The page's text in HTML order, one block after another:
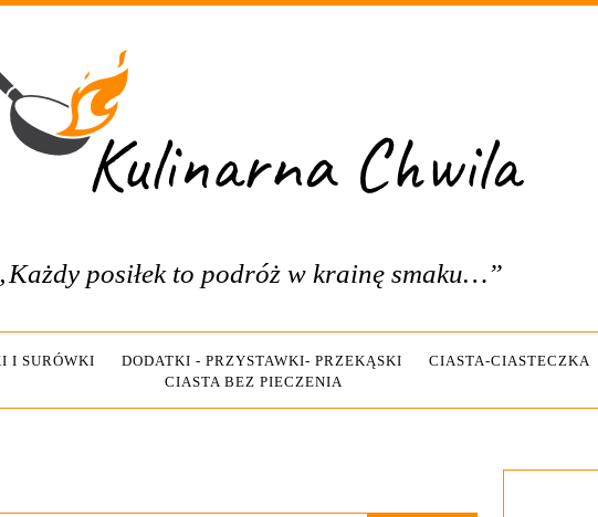
posiłek to podróż w krainę smaku…”
I SURÓWKI DODATKI - PRZYSTAWKI- PRZEKĄSKI CIASTA-CIASTECZKA
CIASTA BEZ PIECZENIA